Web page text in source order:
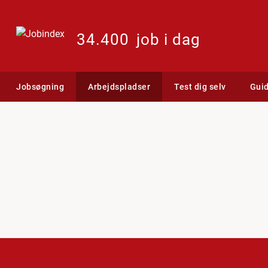
34.400 job i dag
Jobsøgning Arbejdspladser Test dig selv